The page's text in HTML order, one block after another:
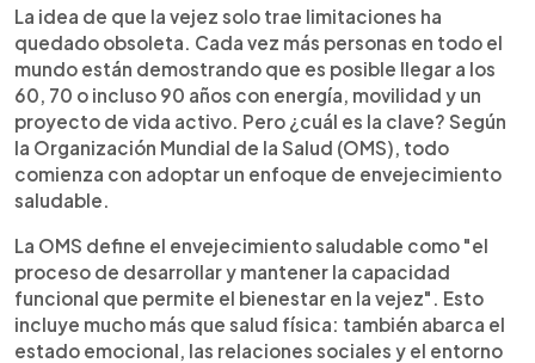
son claves para lograrlo. La familia también
cumple un papel fundamental al acompañar y
motivar estos cambios. El envejecimiento activo
no es un lujo, sino un derecho al alcance de todos.
Vivir más años está bien, pero vivirlos con salud,
alegría y autonomía es lo que realmente
transforma la experiencia.
La idea de que la vejez solo trae limitaciones ha
quedado obsoleta. Cada vez más personas en todo el
mundo están demostrando que es posible llegar a los
60, 70 o incluso 90 años con energía, movilidad y un
proyecto de vida activo. Pero ¿cuál es la clave? Según
la Organización Mundial de la Salud (OMS), todo
comienza con adoptar un enfoque de envejecimiento
saludable.
La OMS define el envejecimiento saludable como "el
proceso de desarrollar y mantener la capacidad
funcional que permite el bienestar en la vejez". Esto
incluye mucho más que salud física: también abarca el
estado emocional, las relaciones sociales y el entorno